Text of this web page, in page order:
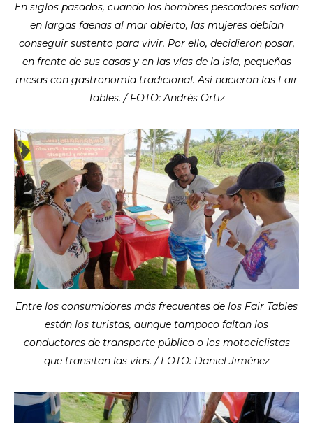
En siglos pasados, cuando los hombres pescadores salían
en largas faenas al mar abierto, las mujeres debían
conseguir sustento para vivir. Por ello, decidieron posar,
en frente de sus casas y en las vías de la isla, pequeñas
mesas con gastronomía tradicional. Así nacieron las Fair
Tables. / FOTO: Andrés Ortiz
Entre los consumidores más frecuentes de los Fair Tables
están los turistas, aunque tampoco faltan los
conductores de transporte público o los motociclistas
que transitan las vías. / FOTO: Daniel Jiménez